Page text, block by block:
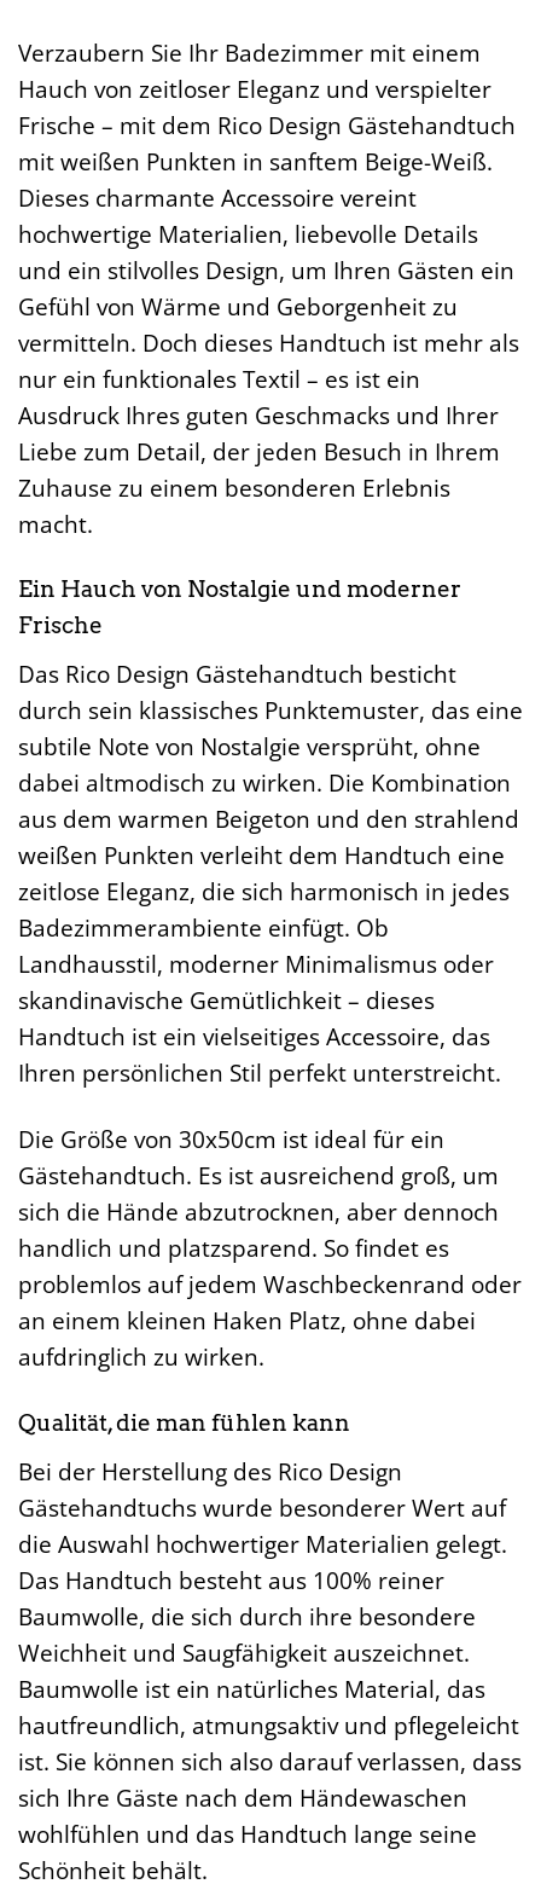
Verzaubern Sie Ihr Badezimmer mit einem
Hauch von zeitloser Eleganz und verspielter
Frische – mit dem Rico Design Gästehandtuch
mit weißen Punkten in sanftem Beige-Weiß.
Dieses charmante Accessoire vereint
hochwertige Materialien, liebevolle Details
und ein stilvolles Design, um Ihren Gästen ein
Gefühl von Wärme und Geborgenheit zu
vermitteln. Doch dieses Handtuch ist mehr als
nur ein funktionales Textil – es ist ein
Ausdruck Ihres guten Geschmacks und Ihrer
Liebe zum Detail, der jeden Besuch in Ihrem
Zuhause zu einem besonderen Erlebnis
macht.
Ein Hauch von Nostalgie und moderner
Frische
Das Rico Design Gästehandtuch besticht
durch sein klassisches Punktemuster, das eine
subtile Note von Nostalgie versprüht, ohne
dabei altmodisch zu wirken. Die Kombination
aus dem warmen Beigeton und den strahlend
weißen Punkten verleiht dem Handtuch eine
zeitlose Eleganz, die sich harmonisch in jedes
Badezimmerambiente einfügt. Ob
Landhausstil, moderner Minimalismus oder
skandinavische Gemütlichkeit – dieses
Handtuch ist ein vielseitiges Accessoire, das
Ihren persönlichen Stil perfekt unterstreicht.
Die Größe von 30x50cm ist ideal für ein
Gästehandtuch. Es ist ausreichend groß, um
sich die Hände abzutrocknen, aber dennoch
handlich und platzsparend. So findet es
problemlos auf jedem Waschbeckenrand oder
an einem kleinen Haken Platz, ohne dabei
aufdringlich zu wirken.
Qualität, die man fühlen kann
Bei der Herstellung des Rico Design
Gästehandtuchs wurde besonderer Wert auf
die Auswahl hochwertiger Materialien gelegt.
Das Handtuch besteht aus 100% reiner
Baumwolle, die sich durch ihre besondere
Weichheit und Saugfähigkeit auszeichnet.
Baumwolle ist ein natürliches Material, das
hautfreundlich, atmungsaktiv und pflegeleicht
ist. Sie können sich also darauf verlassen, dass
sich Ihre Gäste nach dem Händewaschen
wohlfühlen und das Handtuch lange seine
Schönheit behält.